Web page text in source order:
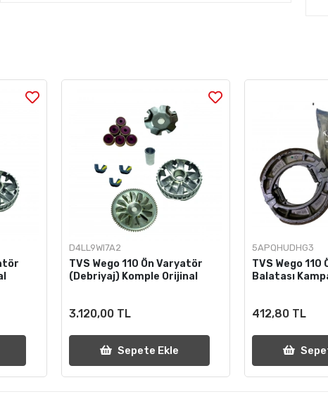
D4LL9WI7A2
TVS Wego 110 Ön Varyatör
(Debriyaj) Komple Orijinal
3.120,00 TL
Sepete Ekle
5APQHUDHG3
TVS Wego 110
Balatası
412,80 TL